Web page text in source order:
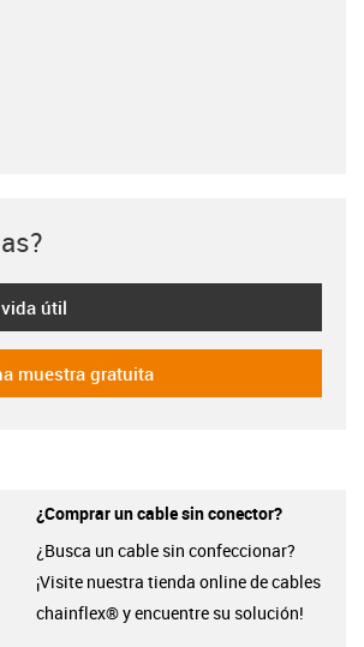
útil
muestra gratuita
¿Comprar un cable sin conector?
¿Busca un cable sin confeccionar?
¡Visite nuestra tienda online de cables
chainflex® y encuentre su solución!